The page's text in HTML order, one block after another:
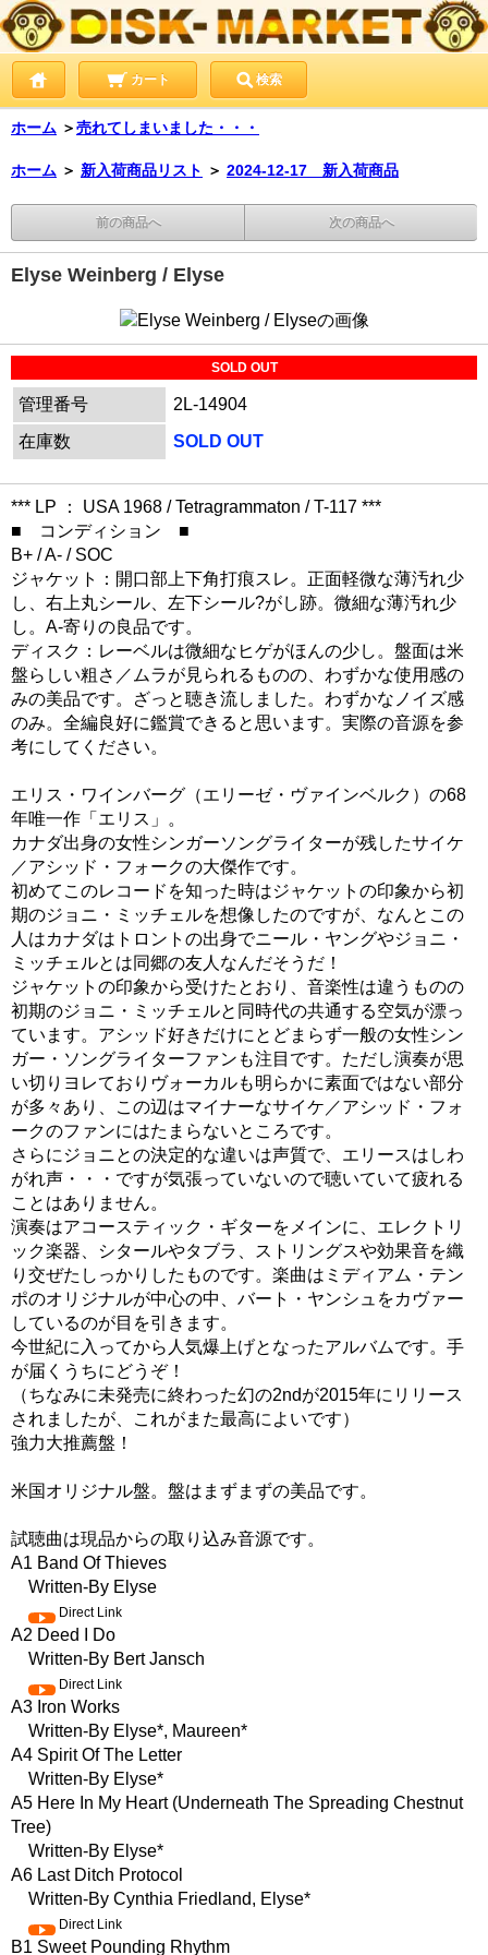
カート 検索
ホーム ＞売れてしまいました・・・
ホーム ＞ 新入荷商品リスト ＞ 2024-12-17 新入荷商品
前の商品へ 次の商品へ
Elyse Weinberg / Elyse
SOLD OUT
管理番号
2L-14904
在庫数
SOLD OUT
*** LP ： USA 1968 / Tetragrammaton / T-117 ***
■ コンディション ■
B+ / A- / SOC
ジャケット：開口部上下角打痕スレ。正面軽微な薄汚れ少
し、右上丸シール、左下シール?がし跡。微細な薄汚れ少
し。A-寄りの良品です。
ディスク：レーベルは微細なヒゲがほんの少し。盤面は米
盤らしい粗さ／ムラが見られるものの、わずかな使用感の
みの美品です。ざっと聴き流しました。わずかなノイズ感
のみ。全編良好に鑑賞できると思います。実際の音源を参
考にしてください。
エリス・ワインバーグ（エリーゼ・ヴァインベルク）の68
年唯一作「エリス」。
カナダ出身の女性シンガーソングライターが残したサイケ
／アシッド・フォークの大傑作です。
初めてこのレコードを知った時はジャケットの印象から初
期のジョニ・ミッチェルを想像したのですが、なんとこの
人はカナダはトロントの出身でニール・ヤングやジョニ・
ミッチェルとは同郷の友人なんだそうだ！
ジャケットの印象から受けたとおり、音楽性は違うものの
初期のジョニ・ミッチェルと同時代の共通する空気が漂っ
ています。アシッド好きだけにとどまらず一般の女性シン
ガー・ソングライターファンも注目です。ただし演奏が思
い切りヨレておりヴォーカルも明らかに素面ではない部分
が多々あり、この辺はマイナーなサイケ／アシッド・フォ
ークのファンにはたまらないところです。
さらにジョニとの決定的な違いは声質で、エリースはしわ
がれ声・・・ですが気張っていないので聴いていて疲れる
ことはありません。
演奏はアコースティック・ギターをメインに、エレクトリ
ック楽器、シタールやタブラ、ストリングスや効果音を織
り交ぜたしっかりしたものです。楽曲はミディアム・テン
ポのオリジナルが中心の中、バート・ヤンシュをカヴァー
しているのが目を引きます。
今世紀に入ってから人気爆上げとなったアルバムです。手
が届くうちにどうぞ！
（ちなみに未発売に終わった幻の2ndが2015年にリリース
されましたが、これがまた最高によいです）
強力大推薦盤！
米国オリジナル盤。盤はまずまずの美品です。
試聴曲は現品からの取り込み音源です。
A1 Band Of Thieves
Written-By Elyse
Direct Link
A2 Deed I Do
Written-By Bert Jansch
Direct Link
A3 Iron Works
Written-By Elyse*, Maureen*
A4 Spirit Of The Letter
Written-By Elyse*
A5 Here In My Heart (Underneath The Spreading Chestnut
Tree)
Written-By Elyse*
A6 Last Ditch Protocol
Written-By Cynthia Friedland, Elyse*
Direct Link
B1 Sweet Pounding Rhythm